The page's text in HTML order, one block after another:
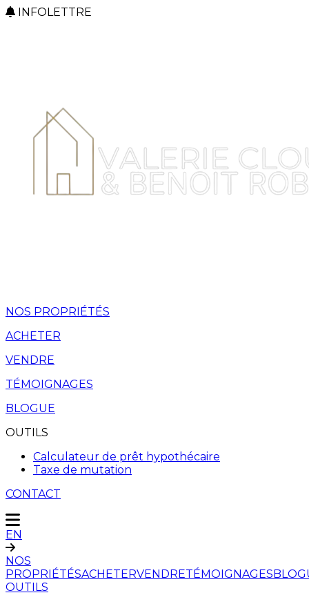
INFOLETTRE
NOS PROPRIÉTÉS
ACHETER
VENDRE
TÉMOIGNAGES
BLOGUE
OUTILS
Calculateur de prêt hypothécaire
Taxe de mutation
CONTACT
EN
NOS
PROPRIÉTÉSACHETERVENDRETÉMOIGNAGES
OUTILS